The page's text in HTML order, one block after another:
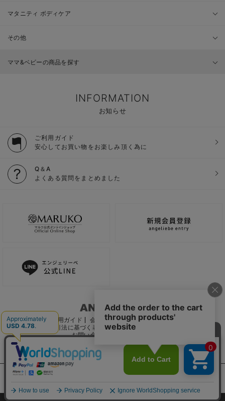
マタニティ ボディケア
その他
ママ&ベビーの商品を探す
INFORMATION
お知らせ
ご利用ガイド
安心してお買い物をお楽しみ頂く為に
Q＆A
よくある質問をまとめました
ご利用ガイド 会社概要 電子公告
利用規約
特定商取引法に基づく表記
個人情報保護方針
お問い合わせ
サイト内の文章、画像などの著作物はマルコ株式会社に属します。
©2022 MARUKO CO., LTD.